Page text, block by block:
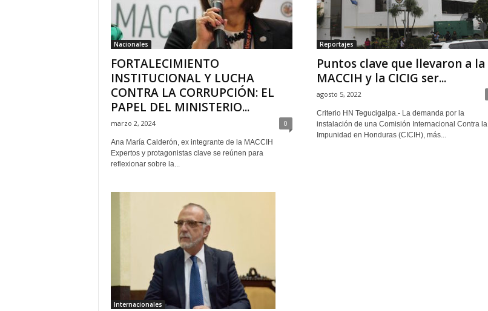
Nacionales
FORTALECIMIENTO
INSTITUCIONAL Y LUCHA
CONTRA LA CORRUPCIÓN: EL
PAPEL DEL MINISTERIO...
marzo 2, 2024 0
Ana María Calderón, ex integrante de la MACCIH
Expertos y protagonistas clave se reúnen para
reflexionar sobre la...
Reportajes
Puntos clave que llevaron a la
MACCIH y la CICIG ser...
agosto 5, 2022
Criterio HN Tegucigalpa.- La demanda por la
instalación de una Comisión Internacional Contra la
Impunidad en Honduras (CICIH), más...
Internacionales